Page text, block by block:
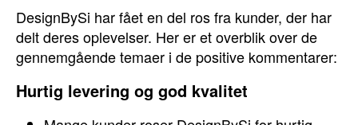
DesignBySi har fået en del ros fra kunder, der har
delt deres oplevelser. Her er et overblik over de
gennemgående temaer i de positive kommentarer:
Hurtig levering og god kvalitet